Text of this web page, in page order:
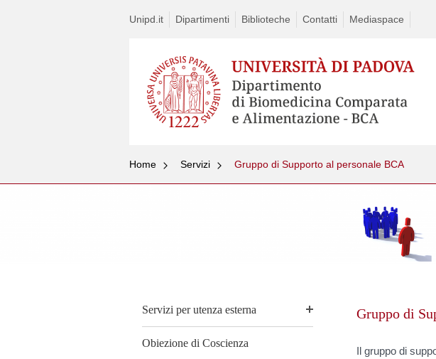
Unipd.it Dipartimenti Biblioteche Contatti Mediaspace
Home Servizi Gruppo di Supporto al personale BCA
Servizi per utenza esterna
Obiezione di Coscienza
Gruppo di
Il gruppo di